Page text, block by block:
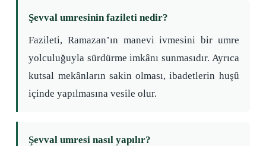
Şevval umresinin fazileti nedir?
Fazileti, Ramazan’ın manevi ivmesini bir umre
yolculuğuyla sürdürme imkânı sunmasıdır. Ayrıca
kutsal mekânların sakin olması, ibadetlerin huşû
içinde yapılmasına vesile olur.
Şevval umresi nasıl yapılır?